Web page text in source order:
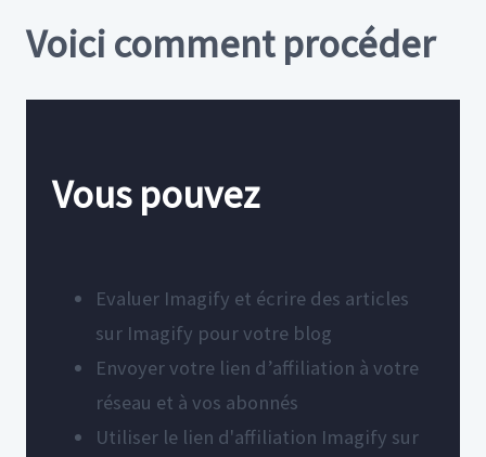
Voici comment procéder
Vous pouvez
Evaluer Imagify et écrire des articles
sur Imagify pour votre blog
Envoyer votre lien d’affiliation à votre
réseau et à vos abonnés
Utiliser le lien d'affiliation Imagify sur